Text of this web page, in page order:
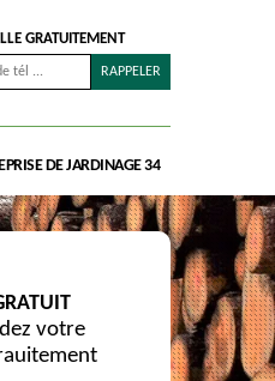
GRATUITEMENT
DE JARDINAGE 34
votre